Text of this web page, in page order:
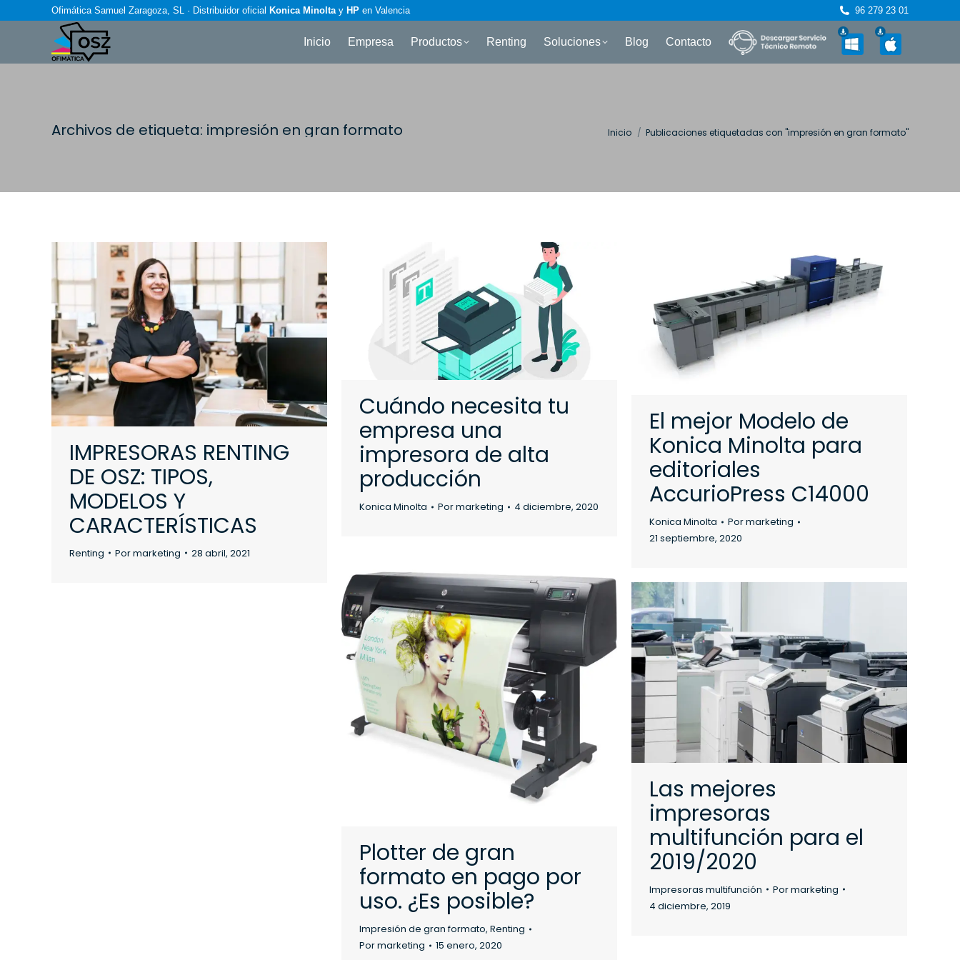
Ofimática Samuel Zaragoza, SL · Distribuidor oficial Konica Minoltay HP en Valencia 96 279 23 01
Inicio Empresa Productos Renting Soluciones Blog Contacto
Archivos de etiqueta: impresión en gran formato Estás aquí:
Inicio Publicaciones etiquetadas con "impresión en gran formato"
IMPRESORAS RENTING
DE OSZ: TIPOS,
MODELOS Y
CARACTERÍSTICAS
Renting Pormarketing 28 abril, 2021
Cuándo necesita tu
empresa una
impresora de alta
producción
Konica Minolta Pormarketing 4 diciembre, 2020
El mejor Modelo de
Konica Minolta para
editoriales
AccurioPress C14000
Konica Minolta Pormarketing
21 septiembre, 2020
Plotter de gran
formato en pago por
uso. ¿Es posible?
Impresión de gran formato, Renting
Pormarketing 15 enero, 2020
Las mejores
impresoras
multifunción para el
2019/2020
Impresoras multifunción Pormarketing
4 diciembre, 2019